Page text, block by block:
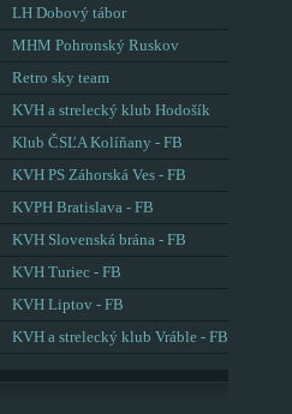
LH Dobový tábor
MHM Pohronský Ruskov
Retro sky team
KVH a strelecký klub Hodošík
Klub ČSĽA Kolíňany - FB
KVH PS Záhorská Ves - FB
KVPH Bratislava - FB
KVH Slovenská brána - FB
KVH Turiec - FB
KVH Liptov - FB
KVH a strelecký klub Vráble - FB